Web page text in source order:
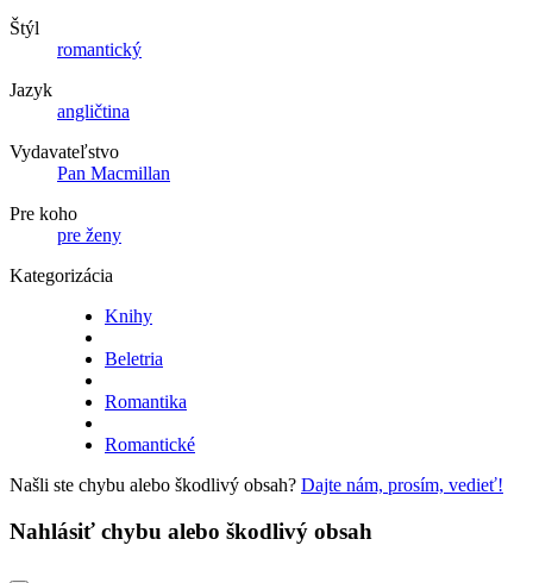
Štýl
romantický
Jazyk
angličtina
Vydavateľstvo
Pan Macmillan
Pre koho
pre ženy
Kategorizácia
Knihy
Beletria
Romantika
Romantické
Našli ste chybu alebo škodlivý obsah? Dajte nám, prosím, vedieť!
Nahlásiť chybu alebo škodlivý obsah